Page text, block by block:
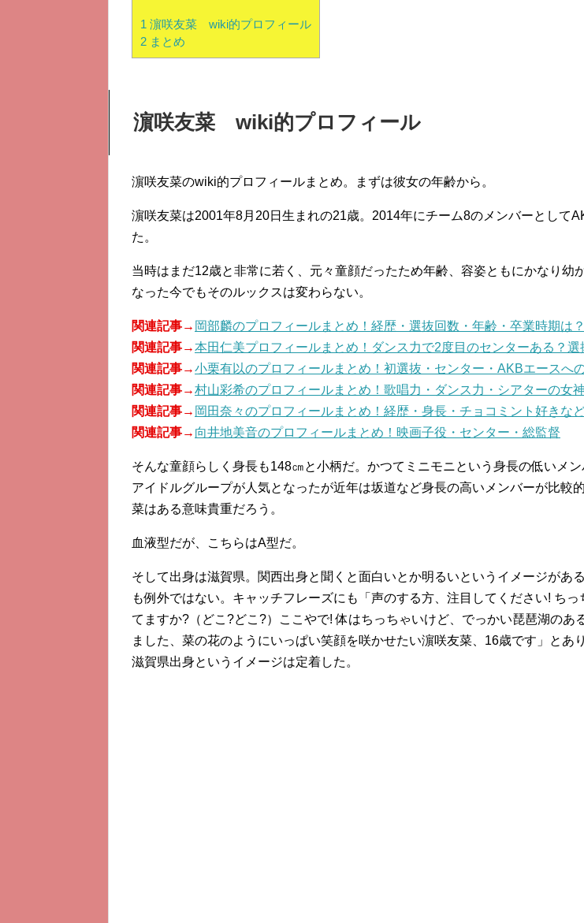
1 濵咲友菜 wiki的プロフィール
2 まとめ
濵咲友菜 wiki的プロフィール
濵咲友菜のwiki的プロフィールまとめ。まずは彼女の年齢から。
濵咲友菜は2001年8月20日生まれの21歳。2014年にチーム8のメンバーとして
た。
当時はまだ12歳と非常に若く、元々童顔だったため年齢、容姿ともにかなり幼
なった今でもそのルックスは変わらない。
関連記事→ 岡部麟のプロフィールまとめ！経歴・選抜回数・年齢・卒業時期は？
関連記事→本田仁美プロフィールまとめ！ダンス力で2度目のセンターある？選
関連記事→小栗有以のプロフィールまとめ！初選抜・センター・AKBエースへ
関連記事→村山彩希のプロフィールまとめ！歌唱力・ダンス力・シアターの女神
関連記事→ 岡田奈々のプロフィールまとめ！経歴・身長・チョコミント好きな
関連記事→ 向井地美音のプロフィールまとめ！映画子役・センター・総監督
そんな童顔らしく身長も148㎝と小柄だ。かつてミニモニという身長の低いメ
アイドルグループが人気となったが近年は坂道など身長の高いメンバーが比較
菜はある意味貴重だろう。
血液型だが、こちらはA型だ。
そして出身は滋賀県。関西出身と聞くと面白いとか明るいというイメージがあ
も例外ではない。キャッチフレーズにも「声のする方、注目してください! ちっ
てますか?（どこ?どこ?）ここやで! 体はちっちゃいけど、でっかい琵琶湖のあ
ました、菜の花のようにいっぱい笑顔を咲かせたい濵咲友菜、16歳です」とあ
滋賀県出身というイメージは定着した。